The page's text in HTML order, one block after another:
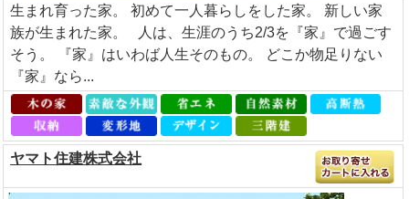
生まれ育った家。 初めて一人暮らしをした家。 新しい家
族が生まれた家。 人は、生涯のうち2/3を『家』で過ごす
そう。 『家』はいわば人生そのもの。 どこか物足りない
『家』なら...
ヤマト住建株式会社